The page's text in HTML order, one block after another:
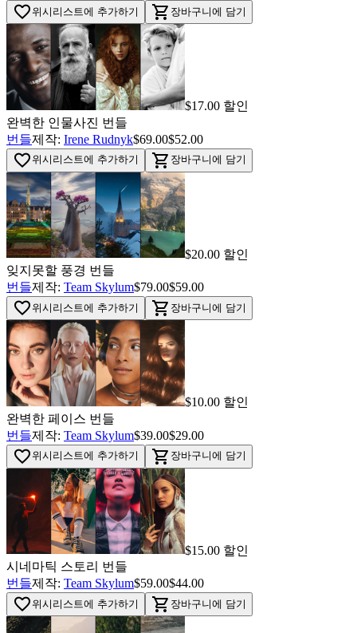
favorite_border 위시리스트에 추가하기 shopping_cart 장바구니에 담기
$17.00 할인
완벽한 인물사진 번들
번들제작: Irene Rudnyk$69.00$52.00
favorite_border 위시리스트에 추가하기 shopping_cart 장바구니에 담기
$20.00 할인
잊지못할 풍경 번들
번들제작: Team Skylum$79.00$59.00
favorite_border 위시리스트에 추가하기 shopping_cart 장바구니에 담기
$10.00 할인
완벽한 페이스 번들
번들제작: Team Skylum$39.00$29.00
favorite_border 위시리스트에 추가하기 shopping_cart 장바구니에 담기
$15.00 할인
시네마틱 스토리 번들
번들제작: Team Skylum$59.00$44.00
favorite_border 위시리스트에 추가하기 shopping_cart 장바구니에 담기